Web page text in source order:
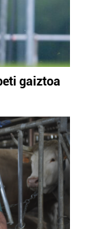
gaiztoa